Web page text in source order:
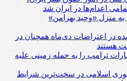
اعدام‌ها در ایران شد
منزل «وحید بهرامن»
در اعتراضات دی‌ماه همچنان در
هستند
ترامپ را به حمله زمینی علیه
اسلامی در سخت‌ترین شرایط